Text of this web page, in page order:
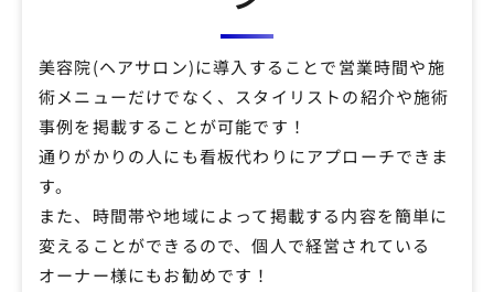
美容院(ヘアサロン)に導入することで営業時間や施
術メニューだけでなく、スタイリストの紹介や施術
事例を掲載することが可能です！
通りがかりの人にも看板代わりにアプローチできま
す。
また、時間帯や地域によって掲載する内容を簡単に
変えることができるので、個人で経営されている
オーナー様にもお勧めです！